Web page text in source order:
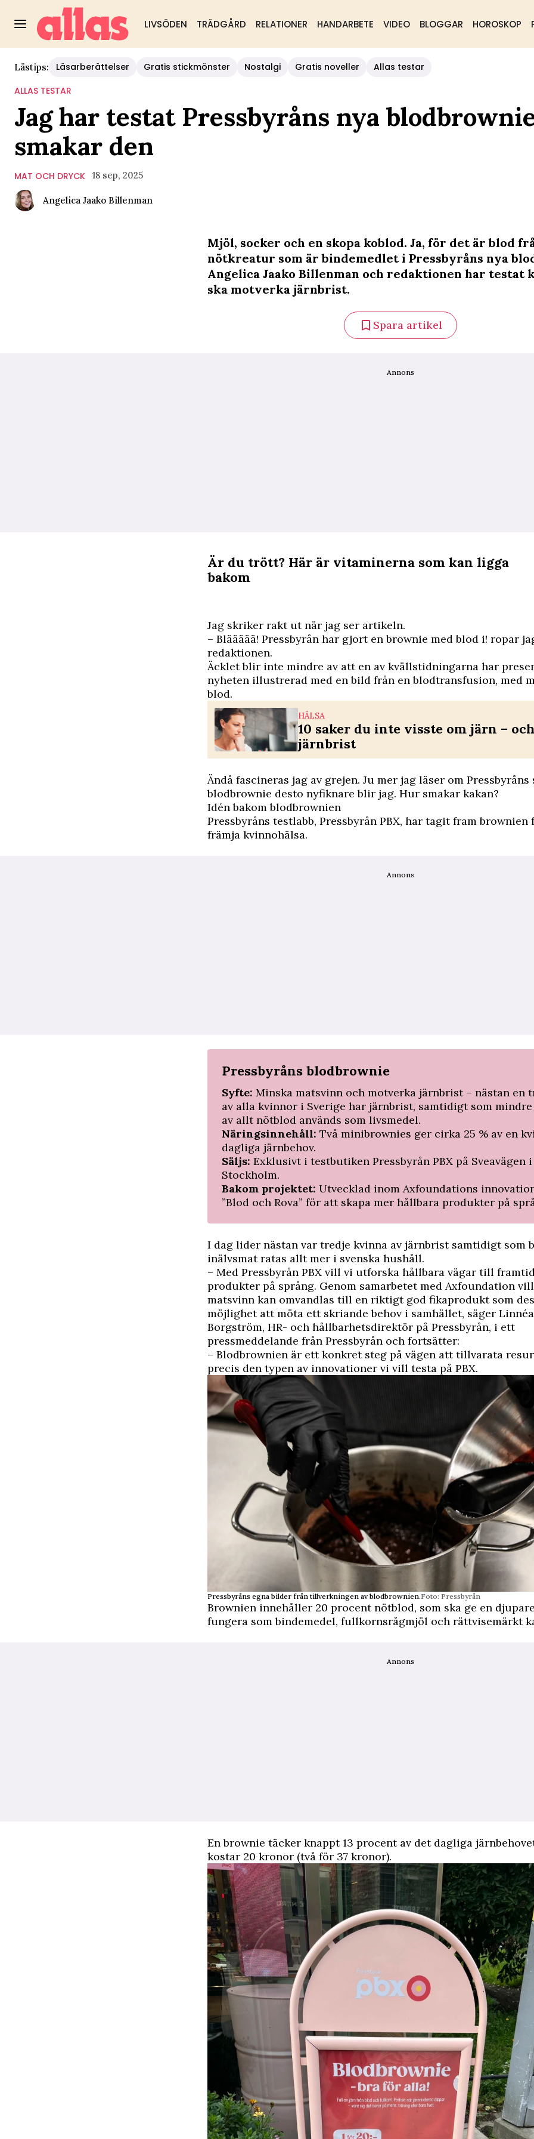
LIVSÖDEN TRÄDGÅRD RELATIONER HANDARBETE VIDEO BLOGGAR HOROSKOP
Lästips: Läsarberättelser Gratis stickmönster Nostalgi Gratis noveller
Allas testar
ALLAS TESTAR
Jag har testat Pressbyråns nya
smakar den
MAT OCH DRYCK 18 sep, 2025
Angelica Jaako Billenman
Mjöl, socker och en skopa koblod. Ja, för det är blod
nötkreatur som är bindemedlet i Pressbyråns nya
Angelica Jaako Billenman och redaktionen har testat
ska motverka järnbrist.
Spara artikel
Annons
Är du trött? Här är vitaminerna som kan ligga
bakom
Jag skriker rakt ut när jag ser artikeln.
– Bläääää! Pressbyrån har gjort en brownie med blod i! ropar
redaktionen.
Äcklet blir inte mindre av att en av kvällstidningarna har
nyheten illustrerad med en bild från en blodtransfusion, med
blod.
HÄLSA
10 saker du inte visste om järn – och
järnbrist
Ändå fascineras jag av grejen. Ju mer jag läser om Pressbyråns
blodbrownie desto nyfiknare blir jag. Hur smakar kakan?
Idén bakom blodbrownien
Pressbyråns testlabb, Pressbyrån PBX, har tagit fram brownien
främja kvinnohälsa.
Annons
Pressbyråns blodbrownie
Syfte: Minska matsvinn och motverka järnbrist – nästan en
av alla kvinnor i Sverige har järnbrist, samtidigt som mindre
av allt nötblod används som livsmedel.
Näringsinnehåll: Två minibrownies ger cirka 25 % av en
dagliga järnbehov.
Säljs: Exklusivt i testbutiken Pressbyrån PBX på Sveavägen i
Stockholm.
Bakom projektet: Utvecklad inom Axfoundations
”Blod och Rova” för att skapa mer hållbara produkter på
I dag lider nästan var tredje kvinna av järnbrist samtidigt som
inälvsmat ratas allt mer i svenska hushåll.
– Med Pressbyrån PBX vill vi utforska hållbara vägar till
produkter på språng. Genom samarbetet med Axfoundation
matsvinn kan omvandlas till en riktigt god fikaprodukt som
möjlighet att möta ett skriande behov i samhället, säger Linnéa
Borgström, HR- och hållbarhetsdirektör på Pressbyrån, i ett
pressmeddelande från Pressbyrån och fortsätter:
– Blodbrownien är ett konkret steg på vägen att tillvarata
precis den typen av innovationer vi vill testa på PBX.
Pressbyråns egna bilder från tillverkningen av blodbrownien.Foto: Pressbyrån
Brownien innehåller 20 procent nötblod, som ska ge en
fungera som bindemedel, fullkornsrågmjöl och rättvisemärkt
Annons
En brownie täcker knappt 13 procent av det dagliga
kostar 20 kronor (två för 37 kronor).